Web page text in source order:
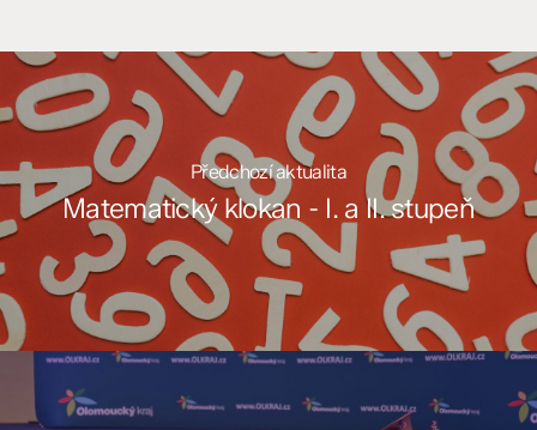
Předchozí aktualita
Matematický klokan - I. a II. stupeň